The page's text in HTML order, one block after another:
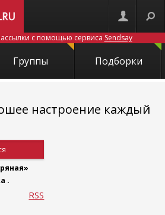
с помощью сервиса Sendsay
Группы Подборки
настроение каждый
.
RSS